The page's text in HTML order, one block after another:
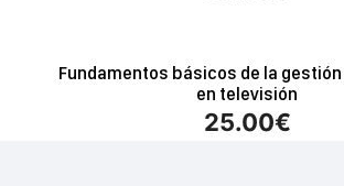
Fundamentos básicos de la
en televisión
25.00€